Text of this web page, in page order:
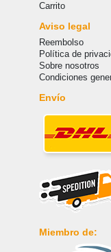
Carrito
Aviso legal
Reembolso
Política de
Sobre nosotros
Condiciones
Envío
Miembro de: